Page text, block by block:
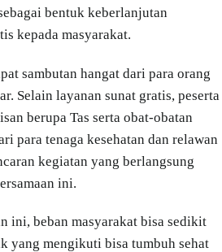
bentuk keberlanjutan
kepada masyarakat.
sambutan hangat dari para orang
Selain layanan sunat gratis, peserta
berupa Tas serta obat-obatan
para tenaga kesehatan dan relawan
kegiatan yang berlangsung
ini.
ini, beban masyarakat bisa sedikit
yang mengikuti bisa tumbuh sehat